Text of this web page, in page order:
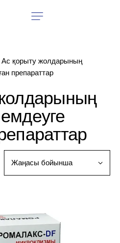
Ас қорыту жолдарының
препараттар